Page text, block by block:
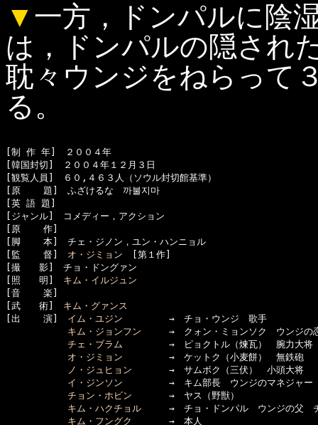
▼ 一方，ドンパルに陰
は，ドンパルの隠され
耽々ウンジをねらって
る。
[制 作 年]　２００４年
[韓国封切]　２００４年１２月３日
[観覧人員]　６０,４６３人（ソウル封切館基準）
[原    題]　ふざけるな　까불지마
[英 語 題]
[ジャンル]　コメディー，アクション
[原    作]
[脚    本]　チェ・ジノン，ユン・ハンニョル
[監    督] オ・ジミョン [第１作]
[撮　　影]　チョ・ドングァン
[照　　明] キム・イルジュン
[音    楽]
[武　　術] キム・グァンス
[出    演] イム・ユジン →　チョ・ウンジ　歌手
キム・ジョンフン →　クォン・ミョンソク　ウンジの
チェ・ブラム →　ピョクトル（煉瓦）　腕力大将
オ・ジミョン →　ケットク（小麦餅）　無鉄砲
ノ・ジュヒョン →　サムボク（三伏）　小頭大将
イ・ジンソン →　キム部長　ウンジのマネジャー
チョン・ホビン →　ヤス（野獣）
キム・ハクチョル →　チョ・ドンパル　ウンジの父　チ
キム・フングク
→　本人